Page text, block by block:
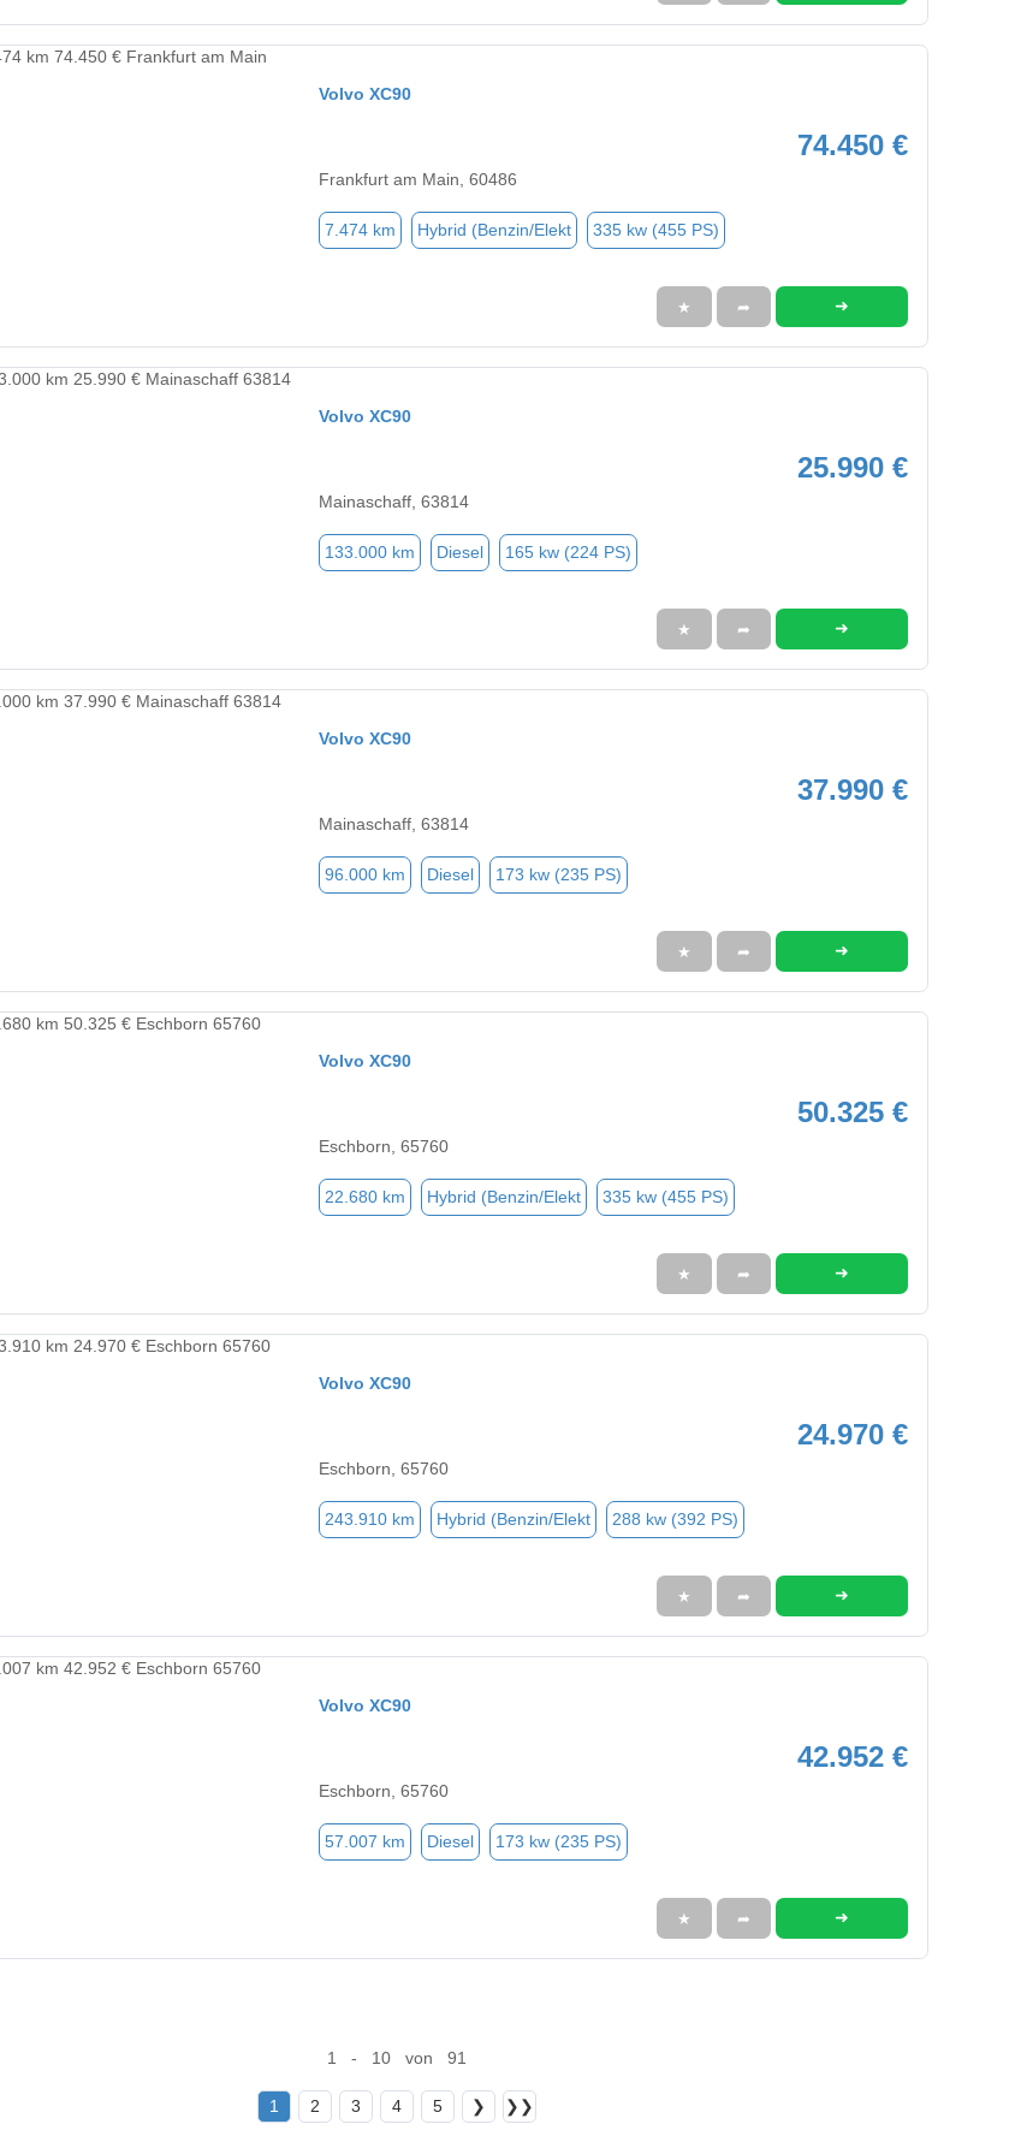
Volvo XC90
74.450 €
Frankfurt am Main, 60486
7.474 km Hybrid (Benzin/Elekt 335 kw (455 PS)
★ ➦ ➜
Volvo XC90
25.990 €
Mainaschaff, 63814
133.000 km Diesel 165 kw (224 PS)
★ ➦ ➜
Volvo XC90
37.990 €
Mainaschaff, 63814
96.000 km Diesel 173 kw (235 PS)
★ ➦ ➜
Volvo XC90
50.325 €
Eschborn, 65760
22.680 km Hybrid (Benzin/Elekt 335 kw (455 PS)
★ ➦ ➜
Volvo XC90
24.970 €
Eschborn, 65760
243.910 km Hybrid (Benzin/Elekt 288 kw (392 PS)
★ ➦ ➜
Volvo XC90
42.952 €
Eschborn, 65760
57.007 km Diesel 173 kw (235 PS)
★ ➦ ➜
1 - 10 von 91
1 2 3 4 5 ❯ ❯❯